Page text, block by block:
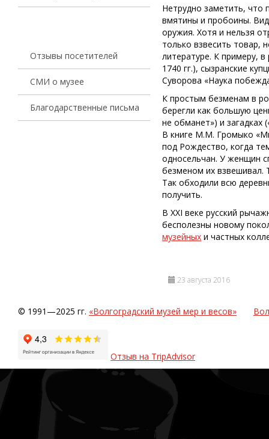
Отзывы посетителей
СМИ о музее
Благодарственные письма
Нетрудно заметить, что
вмятины и пробоины.
оружия. Хотя и нельзя
только взвесить товар,
литературе. К примеру,
1740 гг.), сызранские
Суворова «Наука
К простым безменам в
берегли как большую
не обманет») и
В книге М.М. Громыко
под Рождество, когда
односельчан. У женщин
безменом их взвешивал.
Так обходили всю
получить.
В ХХI веке русский
бесполезны новому
музейных и частных
23 августа 2016
© 1991—2025 гг. «Волгоградский музей мер и весов»
Отзыв на TripAdvisor